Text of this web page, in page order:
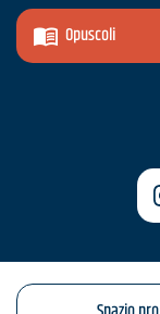
Opuscoli